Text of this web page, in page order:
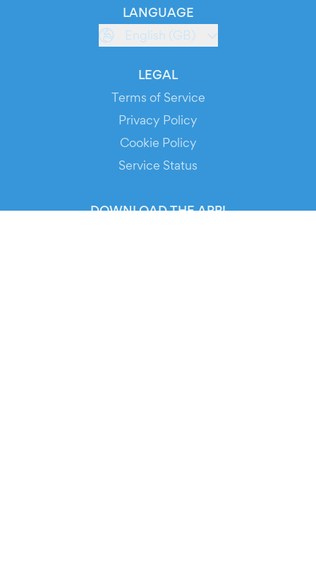
LANGUAGE
English (GB)
LEGAL
Terms of Service
Privacy Policy
Cookie Policy
Service Status
DOWNLOAD THE APP!